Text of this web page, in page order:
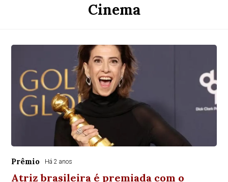
Cinema
Prêmio Há 2 anos
Atriz brasileira é premiada com o